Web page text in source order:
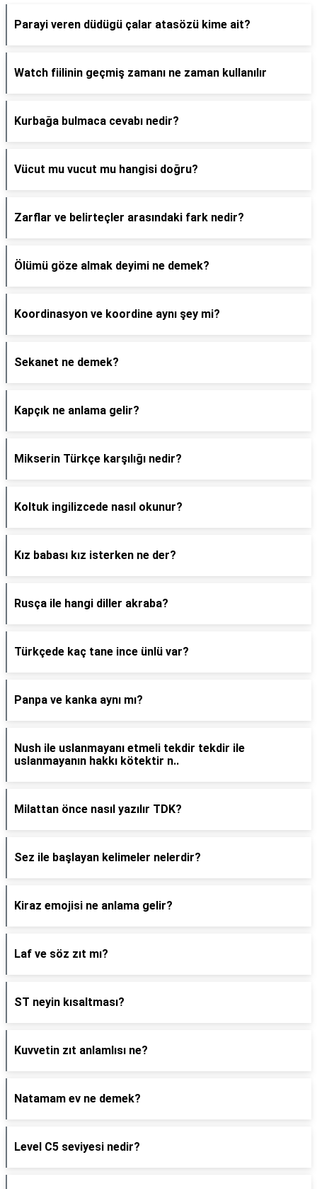
Parayi veren düdügü çalar atasözü kime ait?
Watch fiilinin geçmiş zamanı ne zaman kullanılır
Kurbağa bulmaca cevabı nedir?
Vücut mu vucut mu hangisi doğru?
Zarflar ve belirteçler arasındaki fark nedir?
Ölümü göze almak deyimi ne demek?
Koordinasyon ve koordine aynı şey mi?
Sekanet ne demek?
Kapçık ne anlama gelir?
Mikserin Türkçe karşılığı nedir?
Koltuk ingilizcede nasıl okunur?
Kız babası kız isterken ne der?
Rusça ile hangi diller akraba?
Türkçede kaç tane ince ünlü var?
Panpa ve kanka aynı mı?
Nush ile uslanmayanı etmeli tekdir tekdir ile
uslanmayanın hakkı kötektir n..
Milattan önce nasıl yazılır TDK?
Sez ile başlayan kelimeler nelerdir?
Kiraz emojisi ne anlama gelir?
Laf ve söz zıt mı?
ST neyin kısaltması?
Kuvvetin zıt anlamlısı ne?
Natamam ev ne demek?
Level C5 seviyesi nedir?